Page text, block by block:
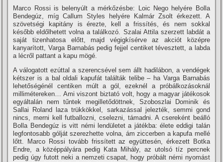
Marco Rossi is belenyúlt a mérkőzésbe: Loic Nego helyére Bolla
Bendegúz, míg Callum Styles helyére Kalmár Zsolt érkezett. A
szövetségi kapitány is érezte, kell a frissítés, és nem sokkal
később eldőlhetett volna a találkozó. Szalai Attila szerzett labdát a
saját tizenhatosa előtt, majd végigkísérve az akciót középre
kanyarított, Varga Barnabás pedig fejjel centiket tévesztett, a labda
a lécről pattant a kapu mögé.
A válogatott ezúttal a szerencsével sem állt hadilábon, a vendégek
kétszer is a bal oldali kapufát találták telibe – ha Varga Barnabás
lehetőségénél centiken múlt a gól, ezeknél a próbálkozásoknál
millimétereken… Ami viszont biztató volt, hogy a magyar játékosok
egyáltalán nem tűntek megilletődöttnek, Szoboszlai Dominik és
Sallai Roland laza trükkökkel, sarkazással jelezték, semmi gond
nincs, merni kell futballozni, cselezni, támadni. A csereként beálló
Bolla Bendegúz is vitt némi lendületet a játékba: élete eddigi talán
legfontosabb gólját szerezhette volna, ám ziccerben a kapufa mellé
lőtt. Marco Rossi tovább frissített az együttesén, érkezett Botka
Endre, a középpályára pedig Kata Mihály, az utolsó tíz percnek
pedig úgy futott neki a nemzeti csapat, hogy próbált némi nyomást